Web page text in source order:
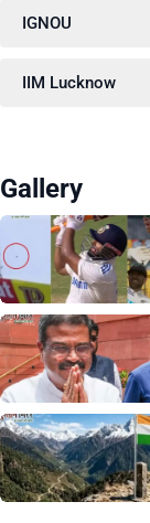
IGNOU
IIM Lucknow
Gallery